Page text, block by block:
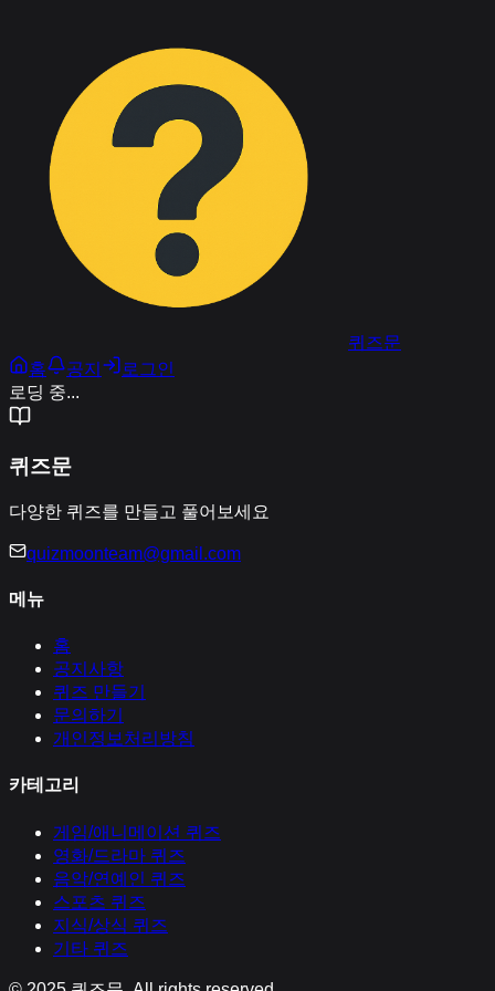
퀴즈문
홈
공지
로그인
로딩 중...
퀴즈문
다양한 퀴즈를 만들고 풀어보세요
quizmoonteam@gmail.com
메뉴
홈
공지사항
퀴즈 만들기
문의하기
개인정보처리방침
카테고리
게임/애니메이션 퀴즈
영화/드라마 퀴즈
음악/연예인 퀴즈
스포츠 퀴즈
지식/상식 퀴즈
기타 퀴즈